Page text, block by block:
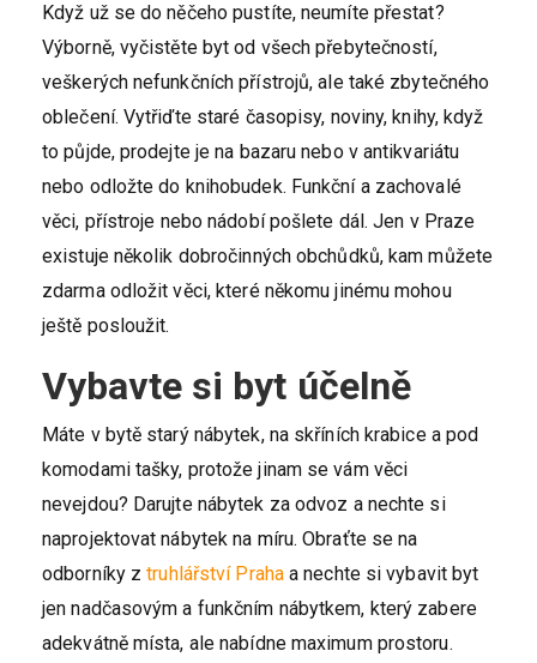
Když už se do něčeho pustíte, neumíte přestat?
Výborně, vyčistěte byt od všech přebytečností,
veškerých nefunkčních přístrojů, ale také zbytečného
oblečení. Vytřiďte staré časopisy, noviny, knihy, když
to půjde, prodejte je na bazaru nebo v antikvariátu
nebo odložte do knihobudek. Funkční a zachovalé
věci, přístroje nebo nádobí pošlete dál. Jen v Praze
existuje několik dobročinných obchůdků, kam můžete
zdarma odložit věci, které někomu jinému mohou
ještě posloužit.
Vybavte si byt účelně
Máte v bytě starý nábytek, na skříních krabice a pod
komodami tašky, protože jinam se vám věci
nevejdou? Darujte nábytek za odvoz a nechte si
naprojektovat nábytek na míru. Obraťte se na
odborníky ztruhlářství Prahaa nechte si vybavit byt
jen nadčasovým a funkčním nábytkem, který zabere
adekvátně místa, ale nabídne maximum prostoru.